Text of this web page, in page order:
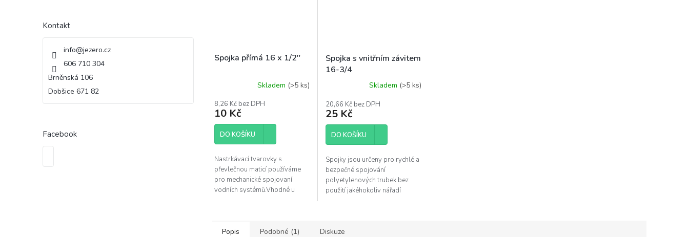
Kontakt
info@jezero.cz
606 710 304
Brněnská 106
Dobšice 671 82
Facebook
Spojka přímá 16 x 1/2''
Skladem (>5 ks)
8,26 Kč bez DPH
10 Kč
DO KOŠÍKU
Nastrkávací tvarovky s
převlečnou maticí používáme
pro mechanické spojovaní
vodních systémů.Vhodné u
Spojka s vnitřním závitem
16-3/4
Skladem (>5 ks)
20,66 Kč bez DPH
25 Kč
DO KOŠÍKU
Spojky jsou určeny pro rychlé a
bezpečné spojování
polyetylenových trubek bez
použití jakéhokoliv nářadí
Popis Podobné (1) Diskuze